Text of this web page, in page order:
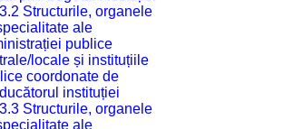
Structurile, organele
ale
publice
locale și instituțiile
coordonate de
instituției
Structurile, organele
ale